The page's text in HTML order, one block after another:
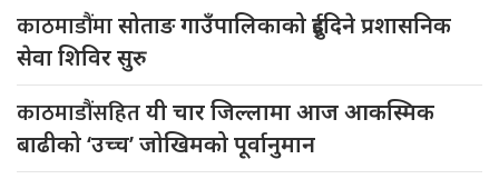
काठमाडौंमासोताङ गाउँपालिकाको दुईदिने प्रशासनिक
सेवा शिविर सुरु
काठमाडौंसहितयी चार जिल्लामा आज आकस्मिक
बाढीको ‘उच्च’ जोखिमको पूर्वानुमान